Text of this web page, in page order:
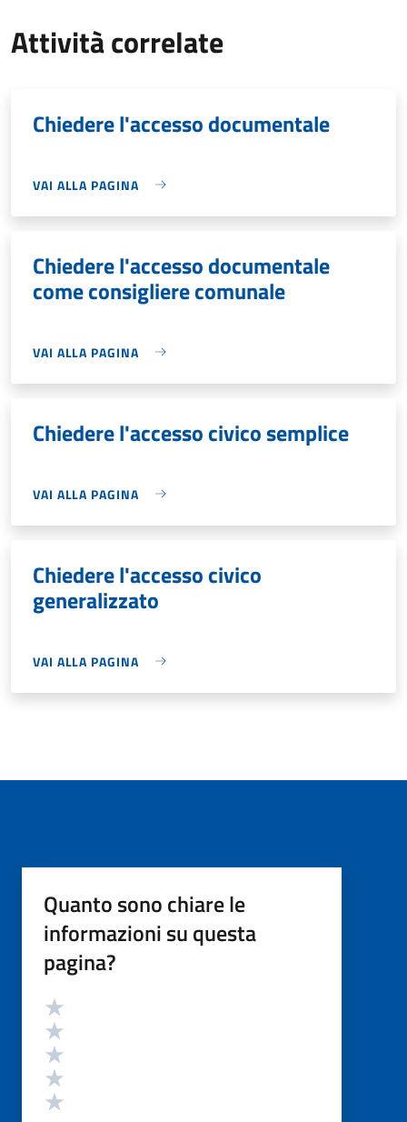
Attività correlate
Chiedere l'accesso documentale
VAI ALLA PAGINA
Chiedere l'accesso documentale
come consigliere comunale
VAI ALLA PAGINA
Chiedere l'accesso civico semplice
VAI ALLA PAGINA
Chiedere l'accesso civico
generalizzato
VAI ALLA PAGINA
Quanto sono chiare le
informazioni su questa
pagina?
Valutazione